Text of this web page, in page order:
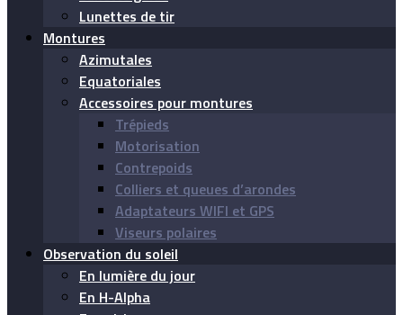
Lunettes de tir
Montures
Azimutales
Equatoriales
Accessoires pour montures
Trépieds
Motorisation
Contrepoids
Colliers et queues d’arondes
Adaptateurs WIFI et GPS
Viseurs polaires
Observation du soleil
En lumière du jour
En H-Alpha